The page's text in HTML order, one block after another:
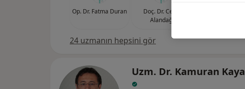
Op. Dr. Fatma Duran
Doç. Dr. Celal
Alandağ
24 uzmanın hepsini gör
Uzm. Dr. Kamuran Kaya